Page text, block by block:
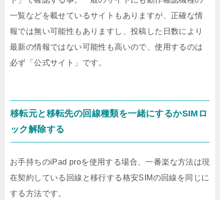
一覧などを載せているサイトもありますが、正確な情
報では無い可能性もありますし、投稿した日数により
最新の情報ではない可能性も高いので、使用するのは
必ず「公式サイト」です。
移転元と移転先の回線種類を一緒にするかSIMロ
ック解除する
お手持ちのiPad proを使用する場合、一番楽な方法は現
在契約している回線と移行する格安SIMの回線を同じに
する方法です。